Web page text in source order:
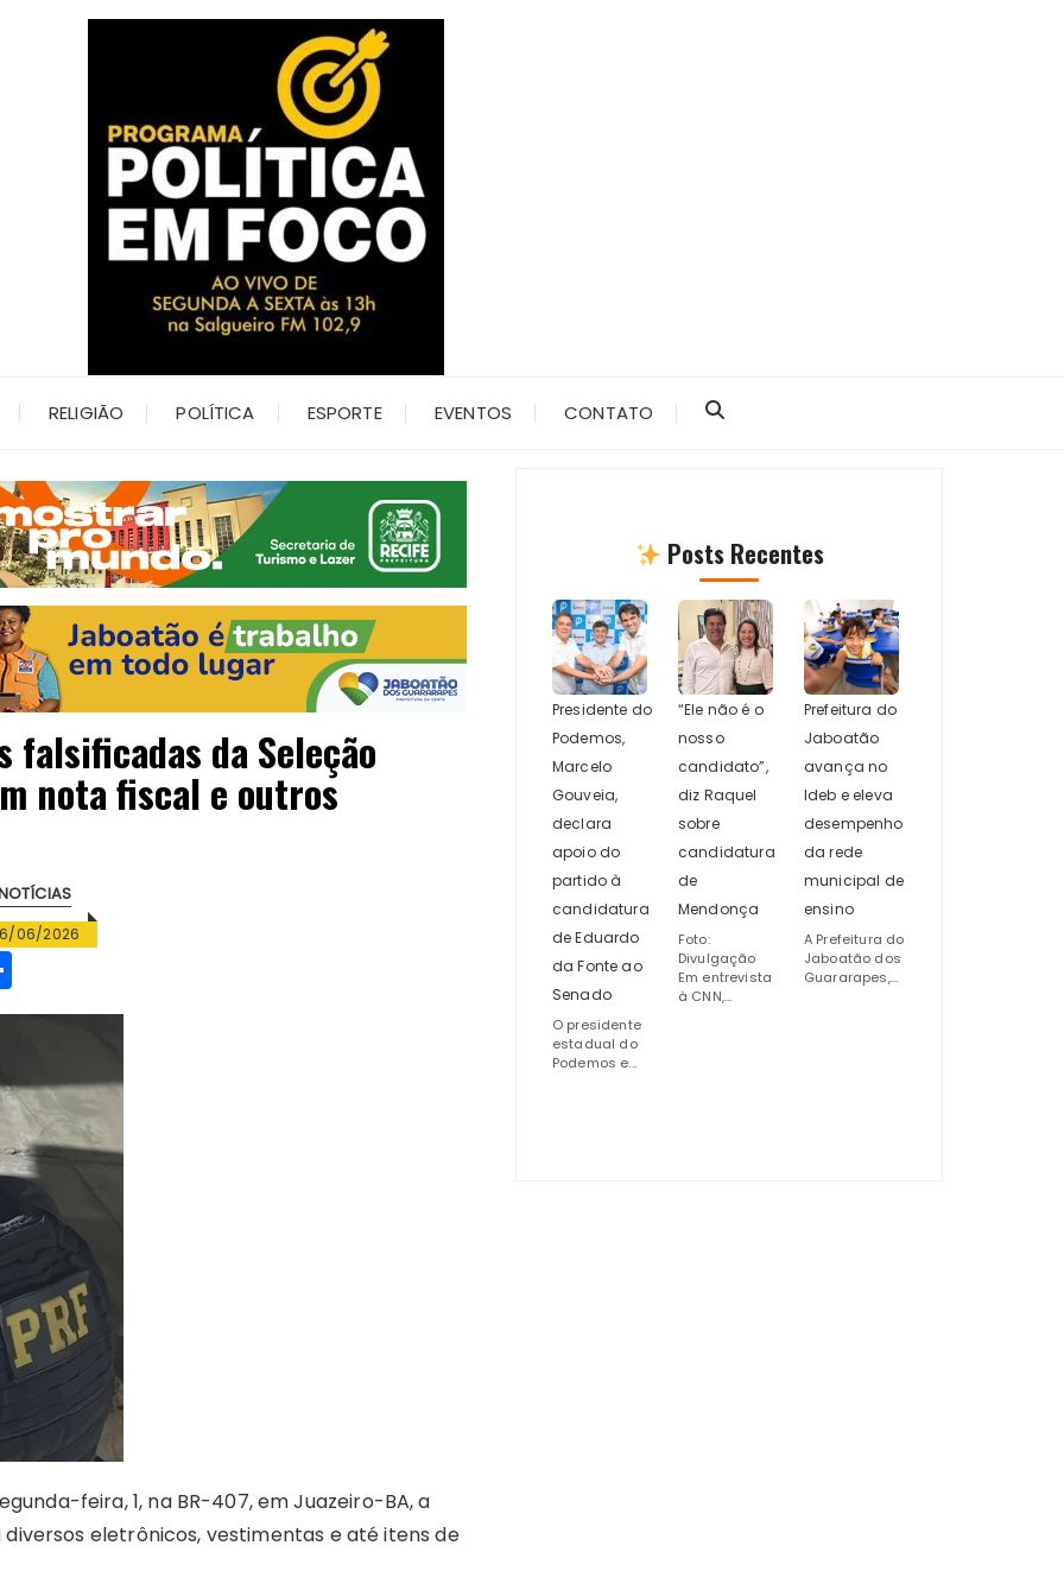
RELIGIÃO POLÍTICA ESPORTE EVENTOS CONTATO
falsificadas da Seleção
nota fiscal e outros
06/2026
h
re
feira, 1, na BR-407, em Juazeiro-BA, a
eletrônicos, vestimentas e até itens de
Posts Recentes
Presidente do
Podemos,
Marcelo
Gouveia,
declara
apoio do
partido à
candidatura
de Eduardo
da Fonte ao
Senado
O presidente
estadual do
Podemos e...
“Ele não é o
nosso
candidato”,
diz Raquel
sobre
candidatura
de
Mendonça
Foto:
Divulgação
Em entrevista
à CNN,...
Prefeitura do
Jaboatão
avança no
Ideb e eleva
desempenho
da rede
municipal de
ensino
A Prefeitura do
Jaboatão dos
Guararapes,...